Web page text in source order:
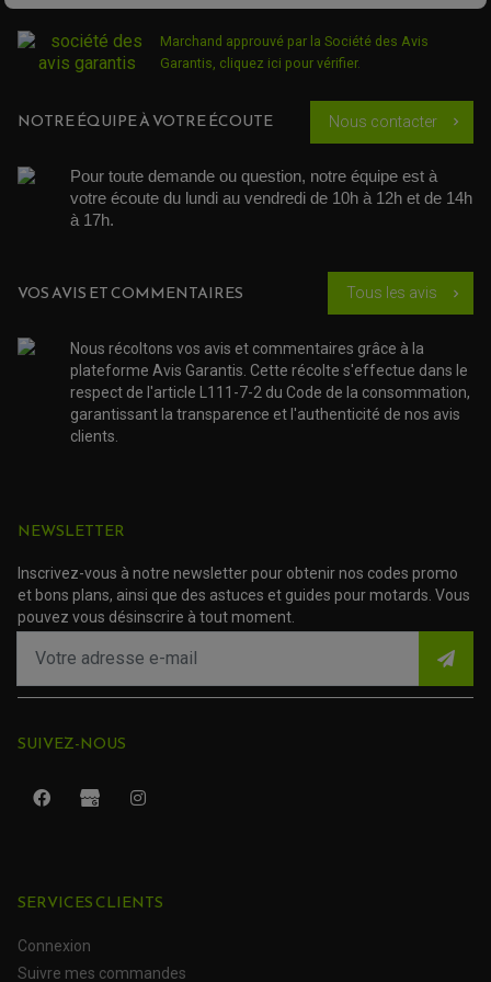
PNEUMATIQUE
CHAMBRE A AIR
COUVRE CARTER ET SLIDER
PROTECTION RADIATEUR
PROTECTION FOURCHE ET BRAS OSCILLANT
PROTECTION SILENCIEUX
PROTECTION LEVIER
ROULEMENT MOTO
TRANSMISSION
AMORTISSEUR DE COUPLE
EMBRAYAGE MOTO
KIT CHAÎNE MOTO
NOS MARQUES
ACCESSOIRE SCOOTER APRILIA
ACCESSOIRE SCOOTER BMW
ACCESSOIRE SCOOTER GILERA
ACCESSOIRE SCOOTER HONDA
ACCESSOIRE SCOOTER KYMCO
ACCESSOIRE SCOOTER MBK
ACCESSOIRE SCOOTER VESPA
ACCESSOIRE ATELIER QUAD
OUTILLAGE QUAD
KIT ROULEMENT D'AMORTISSEUR
KIT ROULEMENT DE BRAS OSCILLANT
KIT RÉPARATION ENTRETOISE D'AMORTISSEUR
ROULEMENT DE COLONNE DE DIRECTION
SUSPENSION
JOINT SPY
PLASTIQUES MOTO CROSS ET ENDURO
PLASTIQUES GASGAS
PLASTIQUES HONDA
Marchand approuvé par la Société des Avis
Garantis, cliquez ici pour vérifier.
NOTRE ÉQUIPE À VOTRE ÉCOUTE Nous contacter chevron_right
Pour toute demande ou question, notre équipe est à
votre écoute du lundi au vendredi de 10h à 12h et de 14h
à 17h.
VOS AVIS ET COMMENTAIRES Tous les avis chevron_right
Nous récoltons vos avis et commentaires grâce à la
plateforme Avis Garantis. Cette récolte s'effectue dans le
respect de l'article L111-7-2 du Code de la consommation,
garantissant la transparence et l'authenticité de nos avis
clients.
NEWSLETTER
Inscrivez-vous à notre newsletter pour obtenir nos codes promo
et bons plans, ainsi que des astuces et guides pour motards. Vous
pouvez vous désinscrire à tout moment.
SUIVEZ-NOUS
SERVICES CLIENTS
Connexion
Suivre mes commandes